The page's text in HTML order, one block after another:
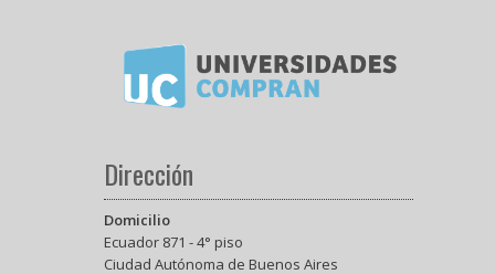
Dirección
Domicilio
Ecuador 871 - 4° piso
Ciudad Autónoma de Buenos Aires